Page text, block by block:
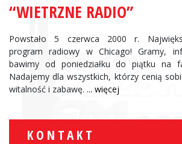
“WIETRZNE RADIO”
Powstało 5 czerwca 2000 r.
program radiowy w Chicago! Gramy,
bawimy od poniedziałku do piątku na
Nadajemy dla wszystkich, którzy cenią
witalność i zabawę. ... więcej
KONTAKT